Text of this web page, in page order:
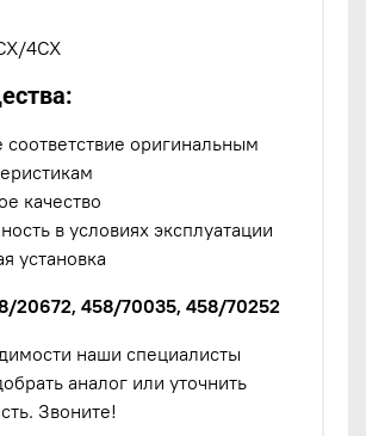
4CX
соответствие оригинальным
качество
в условиях эксплуатации
установка
20672, 458/70035, 458/70252
наши специалисты
аналог или уточнить
Звоните!